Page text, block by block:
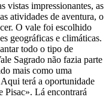
vistas impressionantes, as
atividades de aventura, o
O vale foi escolhido
geográficas e climáticas.
todo o tipo de
Sagrado não fazia parte
mais como uma
terá a oportunidade
Pisac». Lá encontrará